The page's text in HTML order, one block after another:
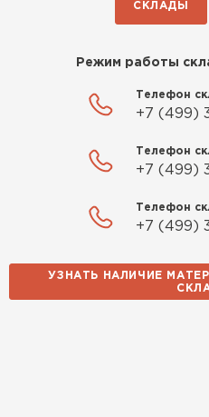
СКЛАДЫ
Режим работы
Телефон
+7 (499)
Телефон
+7 (499)
Телефон
+7 (499)
УЗНАТЬ НАЛИЧИЕ